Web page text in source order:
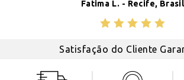
Fatima L. - Recife, Brasil
Satisfação do Cliente